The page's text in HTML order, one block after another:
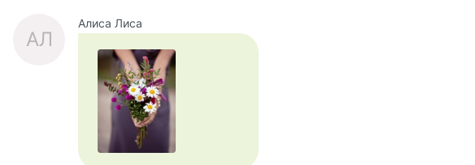
АЛ
Алиса Лиса